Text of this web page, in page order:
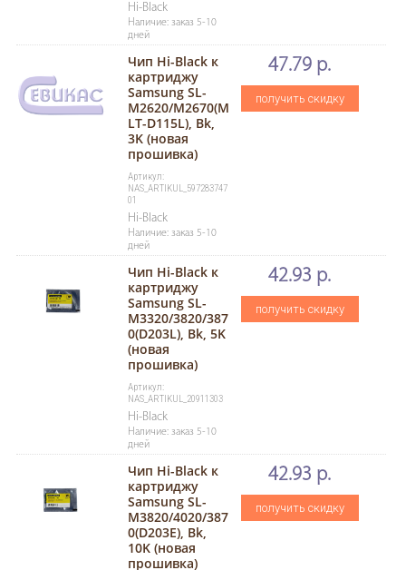
Hi-Black
Наличие: заказ 5-10
дней
Чип Hi-Black к
картриджу
Samsung SL-
M2620/M2670(M
LT-D115L), Bk,
3K (новая
прошивка)
Артикул:
NAS_ARTIKUL_597283747
01
Hi-Black
Наличие: заказ 5-10
дней
47.79 р.
получить скидку
Чип Hi-Black к
картриджу
Samsung SL-
M3320/3820/387
0(D203L), Bk, 5K
(новая
прошивка)
Артикул:
NAS_ARTIKUL_20911303
Hi-Black
Наличие: заказ 5-10
дней
42.93 р.
получить скидку
Чип Hi-Black к
картриджу
Samsung SL-
M3820/4020/387
0(D203E), Bk,
10K (новая
прошивка)
42.93 р.
получить скидку